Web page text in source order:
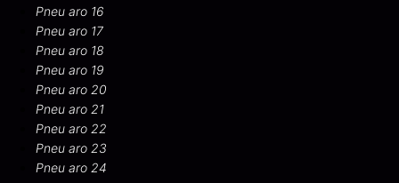
Pneu aro 16
Pneu aro 17
Pneu aro 18
Pneu aro 19
Pneu aro 20
Pneu aro 21
Pneu aro 22
Pneu aro 23
Pneu aro 24